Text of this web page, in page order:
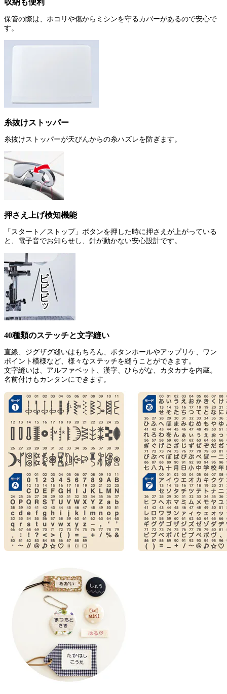
収納も便利
保管の際は、ホコリや傷からミシンを守るカバーがあるので安心で
す。
糸抜けストッパー
糸抜けストッパーが天びんからの糸ハズレを防ぎます。
押さえ上げ検知機能
「スタート／ストップ」ボタンを押した時に押さえが上がっている
と、電子音でお知らせし、針が動かない安心設計です。
40種類のステッチと文字縫い
直線、ジグザグ縫いはもちろん、ボタンホールやアップリケ、ワン
ポイント模様など、様々なステッチを縫うことができます。
文字縫いは、アルファベット、漢字、ひらがな、カタカナを内蔵。
名前付けもカンタンにできます。